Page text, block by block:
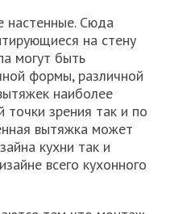
настенные. Сюда
на стену
могут быть
формы, различной
наиболее
точки зрения так и по
вытяжка может
кухни так и
всего кухонного